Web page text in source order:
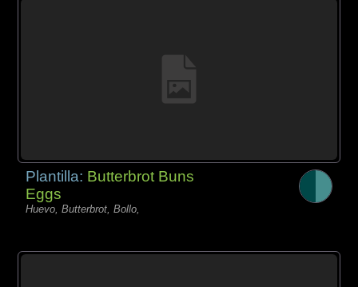
Plantilla: Butterbrot Buns
Eggs
Huevo, Butterbrot, Bollo,